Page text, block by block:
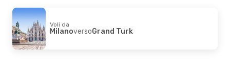
Voli da
MilanoversoGrand Turk